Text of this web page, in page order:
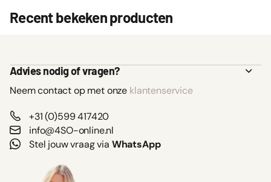
Recent bekeken producten
Advies nodig of vragen?
Neem contact op met onze klantenservice
+31 (0)599 417420
info@4SO-online.nl
Stel jouw vraag via WhatsApp